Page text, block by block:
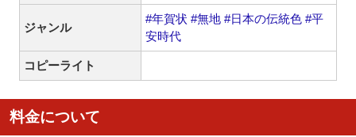
ジャンル
#年賀状 #無地 #日本の伝統色 #平
安時代
コピーライト
料金について